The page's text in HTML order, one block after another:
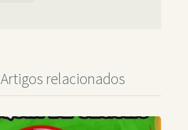
Artigos relacionados